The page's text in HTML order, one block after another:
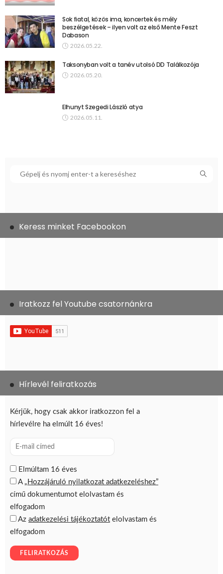
Sok fiatal, közös ima, koncertek és mély
beszélgetések – ilyen volt az első Mente Feszt
Dabason
2026.05.22.
Taksonyban volt a tanév utolsó DD Találkozója
2026.05.20.
Elhunyt Szegedi László atya
2026.05.11.
Keress minket Facebookon
Iratkozz fel Youtube csatornánkra
Hírlevél feliratkozás